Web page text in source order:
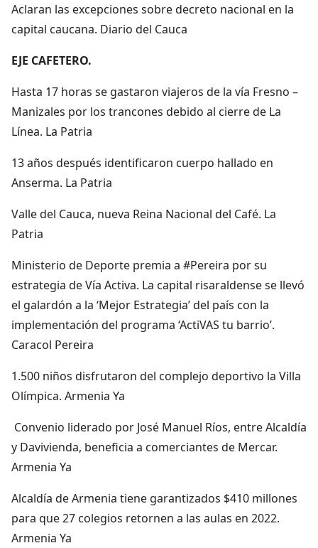
Aclaran las excepciones sobre decreto nacional en la
capital caucana. Diario del Cauca
EJE CAFETERO.
Hasta 17 horas se gastaron viajeros de la vía Fresno –
Manizales por los trancones debido al cierre de La
Línea. La Patria
13 años después identificaron cuerpo hallado en
Anserma. La Patria
Valle del Cauca, nueva Reina Nacional del Café. La
Patria
Ministerio de Deporte premia a #Pereira por su
estrategia de Vía Activa. La capital risaraldense se llevó
el galardón a la ‘Mejor Estrategia’ del país con la
implementación del programa ‘ActiVAS tu barrio’.
Caracol Pereira
1.500 niños disfrutaron del complejo deportivo la Villa
Olímpica. Armenia Ya
Convenio liderado por José Manuel Ríos, entre Alcaldía
y Davivienda, beneficia a comerciantes de Mercar.
Armenia Ya
Alcaldía de Armenia tiene garantizados $410 millones
para que 27 colegios retornen a las aulas en 2022.
Armenia Ya